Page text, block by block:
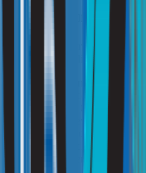
Van papier naar
En dan de hamvraag: hoe zorg
papieren tijger blijven?
Het Nationaal Hitteplan
adviezen over hydratie
RIVM en GGD
infectiepreventie, zeker
Hygiënerichtlijnen
onderhouden en
filterbeheer.